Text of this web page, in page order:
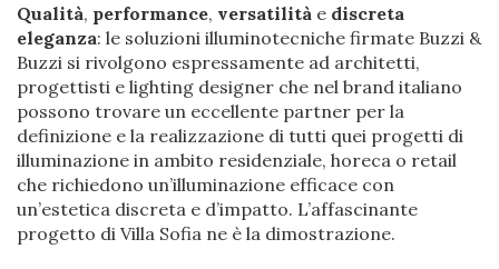
Qualità, performance, versatilità e discreta
eleganza: le soluzioni illuminotecniche firmate Buzzi &
Buzzi si rivolgono espressamente ad architetti,
progettisti e lighting designer che nel brand italiano
possono trovare un eccellente partner per la
definizione e la realizzazione di tutti quei progetti di
illuminazione in ambito residenziale, horeca o retail
che richiedono un’illuminazione efficace con
un’estetica discreta e d’impatto. L’affascinante
progetto di Villa Sofia ne è la dimostrazione.